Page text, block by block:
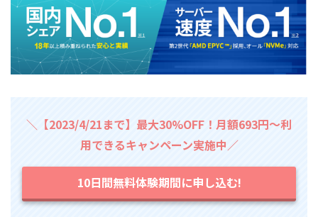
＼【2023/4/21まで】最大30%OFF！月額693円～利
用できるキャンペーン実施中／
10日間無料体験期間に申し込む!